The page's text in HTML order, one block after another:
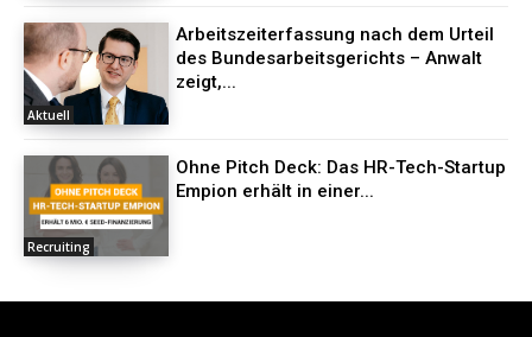
Aktuell
Arbeitszeiterfassung nach dem Urteil
des Bundesarbeitsgerichts – Anwalt
zeigt,...
Recruiting
Ohne Pitch Deck: Das HR-Tech-Startup
Empion erhält in einer...